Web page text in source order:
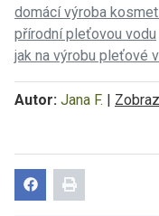
domácí výroba
přírodní pleťovou vodu
jak na výrobu pleťové
Autor: Jana F. |